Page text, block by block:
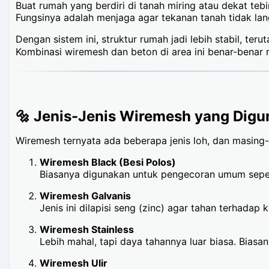
Buat rumah yang berdiri di tanah miring atau dekat
Fungsinya adalah menjaga agar tekanan tanah tidak
Dengan sistem ini, struktur rumah jadi lebih stabil,
Kombinasi wiremesh dan beton di area ini benar-
🔩 Jenis-Jenis Wiremesh yang
Wiremesh ternyata ada beberapa jenis loh, dan
Wiremesh Black (Besi Polos)
Biasanya digunakan untuk pengecoran umum
Wiremesh Galvanis
Jenis ini dilapisi seng (zinc) agar tahan terhadap
Wiremesh Stainless
Lebih mahal, tapi daya tahannya luar biasa.
Wiremesh Ulir